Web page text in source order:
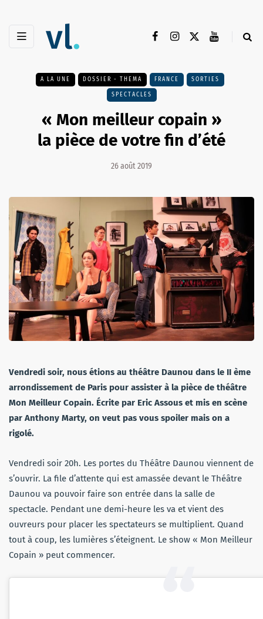
A LA UNE DOSSIER - THEMA FRANCE SORTIES
SPECTACLES
« Mon meilleur copain »
la pièce de votre fin d’été
26 août 2019
Vendredi soir, nous étions au théâtre Daunou dans le II ème
arrondissement de Paris pour assister à la pièce de théâtre
Mon Meilleur Copain. Écrite par Eric Assous et mis en scène
par Anthony Marty, on veut pas vous spoiler mais on a
rigolé.
Vendredi soir 20h. Les portes du Théâtre Daunou viennent de
s’ouvrir. La file d’attente qui est amassée devant le Théâtre
Daunou va pouvoir faire son entrée dans la salle de
spectacle. Pendant une demi-heure les va et vient des
ouvreurs pour placer les spectateurs se multiplient. Quand
tout à coup, les lumières s’éteignent. Le show « Mon Meilleur
Copain » peut commencer.